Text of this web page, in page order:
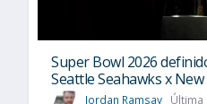
Super Bowl 2026
Seattle Seahawks x
Jordan Ramsay Última